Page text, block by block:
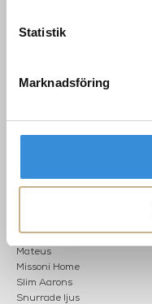
Statistik
Marknadsföring
Sommarstängt
POPULÄRA
KATEGORIER
Fotokonst
Louise Roe
Mateus
Missoni Home
Slim Aarons
Snurrade ljus